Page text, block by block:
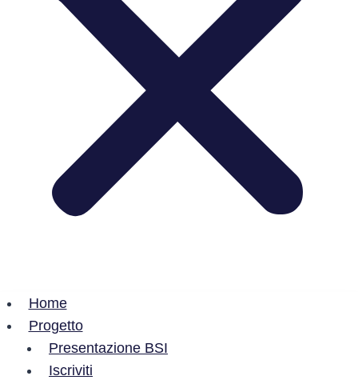
Home
Progetto
Presentazione BSI
Iscriviti